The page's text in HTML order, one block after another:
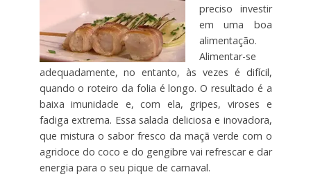
preciso investir
em uma boa
alimentação.
Alimentar-se
adequadamente, no entanto, às vezes é difícil,
quando o roteiro da folia é longo. O resultado é a
baixa imunidade e, com ela, gripes, viroses e
fadiga extrema. Essa salada deliciosa e inovadora,
que mistura o sabor fresco da maçã verde com o
agridoce do coco e do gengibre vai refrescar e dar
energia para o seu pique de carnaval.